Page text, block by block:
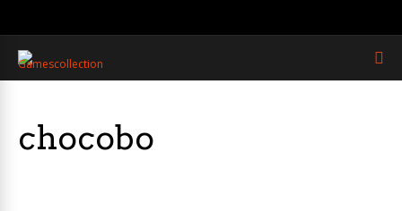
chocobo